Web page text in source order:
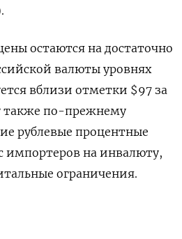
остаются на достаточно
валюты уровнях
вблизи отметки $97 за
также по-прежнему
‌рублевые процентные
импортеров на инвалюту,
ограничения.